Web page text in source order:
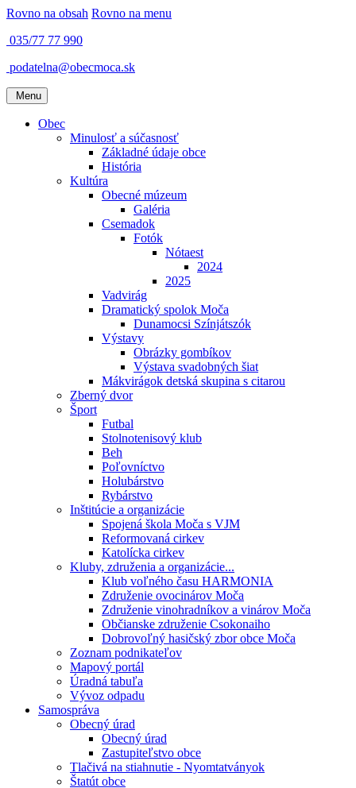
Rovno na obsah Rovno na menu
035/77 77 990
podatelna@obecmoca.sk
Menu
Obec
Minulosť a súčasnosť
Základné údaje obce
História
Kultúra
Obecné múzeum
Galéria
Csemadok
Fotók
Nótaest
2024
2025
Vadvirág
Dramatický spolok Moča
Dunamocsi Színjátszók
Výstavy
Obrázky gombíkov
Výstava svadobných šiat
Mákvirágok detská skupina s citarou
Zberný dvor
Šport
Futbal
Stolnotenisový klub
Beh
Poľovníctvo
Holubárstvo
Rybárstvo
Inštitúcie a organizácie
Spojená škola Moča s VJM
Reformovaná cirkev
Katolícka cirkev
Kluby, združenia a organizácie...
Klub voľného času HARMONIA
Združenie ovocinárov Moča
Združenie vinohradníkov a vinárov Moča
Občianske združenie Csokonaiho
Dobrovoľný hasičský zbor obce Moča
Zoznam podnikateľov
Mapový portál
Úradná tabuľa
Vývoz odpadu
Samospráva
Obecný úrad
Obecný úrad
Zastupiteľstvo obce
Tlačivá na stiahnutie - Nyomtatványok
Štatút obce